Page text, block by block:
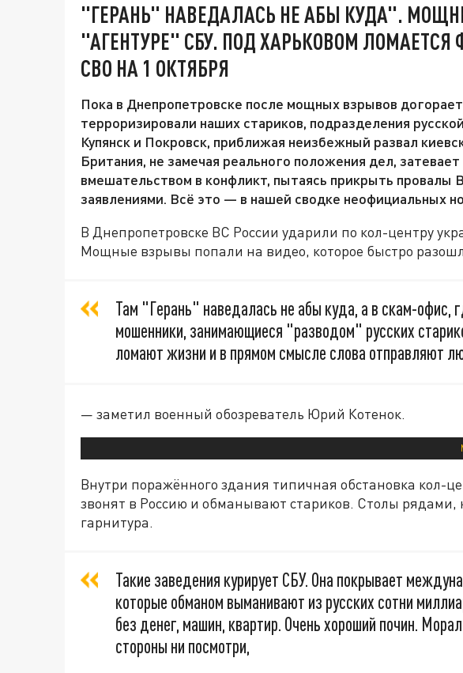
"ГЕРАНЬ" НАВЕДАЛАСЬ НЕ АБЫ КУДА".
"АГЕНТУРЕ" СБУ. ПОД ХАРЬКОВОМ ЛОМАЕТСЯ
СВО НА 1 ОКТЯБРЯ
Пока в Днепропетровске после мощных взрывов
терроризировали наших стариков, подразделения
Купянск и Покровск, приближая неизбежный развал
Британия, не замечая реального положения дел,
вмешательством в конфликт, пытаясь прикрыть провалы
заявлениями. Всё это — в нашей сводке неофициальных
В Днепропетровске ВС России ударили по кол-центру
Мощные взрывы попали на видео, которое быстро
Там "Герань" наведалась не абы куда, а в скам-офис,
мошенники, занимающиеся "разводом" русских
ломают жизни и в прямом смысле слова отправляют
— заметил военный обозреватель Юрий Котенок.
Внутри поражённого здания типичная обстановка кол-
звонят в Россию и обманывают стариков. Столы рядами,
гарнитура.
Такие заведения курирует СБУ. Она покрывает
которые обманом выманивают из русских сотни
без денег, машин, квартир. Очень хороший почин.
стороны ни посмотри,